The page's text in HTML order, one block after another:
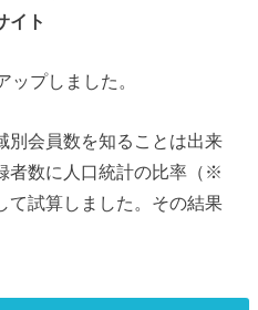
イト
ップしました。
別会員数を知ることは出来
者数に人口統計の比率（※
て試算しました。その結果